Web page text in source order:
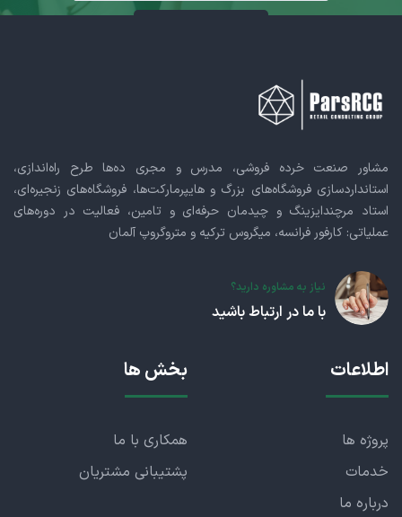
مشاور صنعت خرده فروشی، مدرس و مجری ده‌ها طرح راه‌اندازی،
استانداردسازی فروشگاه‌های بزرگ و هایپرمارکت‌ها، فروشگاه‌های زنجیره‌ای،
استاد مرچندایزینگ و چیدمان حرفه‌ای و تامین، فعالیت در دوره‌های
عملیاتی: کارفور فرانسه، میگروس ترکیه و متروگروپ آلمان
نیاز به مشاوره دارید؟
با ما در ارتباط باشید
اطلاعات
پروژه ها
خدمات
درباره ما
بخش ها
همکاری با ما
پشتیبانی مشتریان